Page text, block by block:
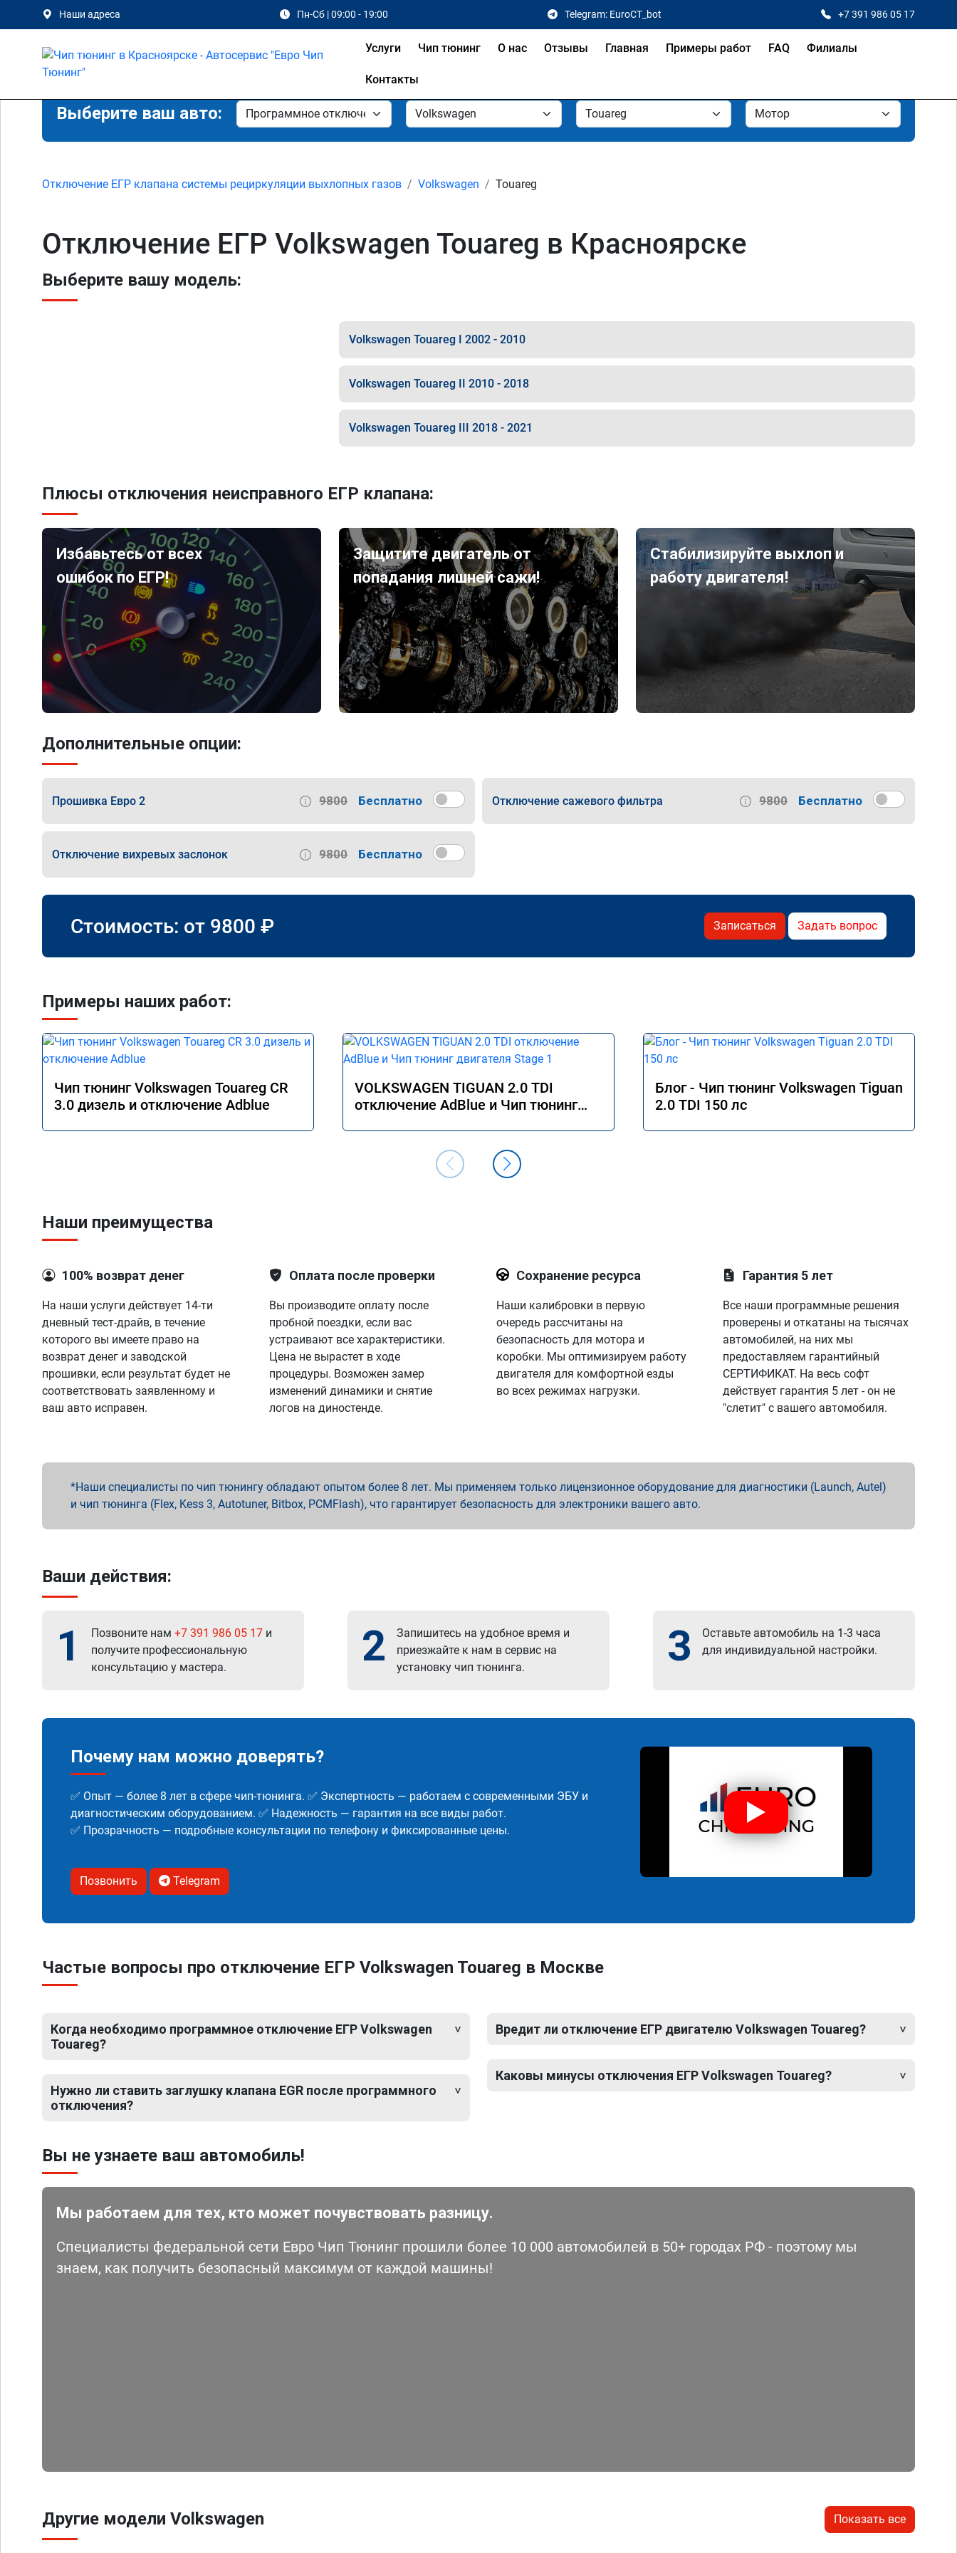
Наши адреса Пн-Сб | 09:00 - 19:00 Telegram: EuroCT_bot +7 391 986 05 17
Услуги Чип тюнинг О нас Отзывы Главная Примеры работ FAQ Филиалы
Контакты
Выберите ваш авто:
Отключение ЕГР клапана системы рециркуляции выхлопных газов Volkswagen Touareg
Отключение ЕГР Volkswagen Touareg в Красноярске
Выберите вашу модель:
Volkswagen Touareg I 2002 - 2010
Volkswagen Touareg II 2010 - 2018
Volkswagen Touareg III 2018 - 2021
Плюсы отключения неисправного ЕГР клапана:
Избавьтесь от всех
ошибок по ЕГР!
Защитите двигатель от
попадания лишней сажи!
Стабилизируйте выхлоп и
работу двигателя!
Дополнительные опции:
Прошивка Евро 2 9800 Бесплатно Отключение сажевого фильтра 9800 Бесплатно
Отключение вихревых заслонок 9800 Бесплатно
Стоимость: от 9800 ₽ Записаться Задать вопрос
Примеры наших работ:
Чип тюнинг Volkswagen Touareg CR
3.0 дизель и отключение Adblue
VOLKSWAGEN TIGUAN 2.0 TDI
отключение AdBlue и Чип тюнинг
Блог - Чип тюнинг Volkswagen Tiguan
2.0 TDI 150 лс
Наши преимущества
100% возврат денег
На наши услуги действует 14-ти
дневный тест-драйв, в течение
которого вы имеете право на
возврат денег и заводской
прошивки, если результат будет не
соответствовать заявленному и
ваш авто исправен.
Оплата после проверки
Вы производите оплату после
пробной поездки, если вас
устраивают все характеристики.
Цена не вырастет в ходе
процедуры. Возможен замер
изменений динамики и снятие
логов на диностенде.
Сохранение ресурса
Наши калибровки в первую
очередь рассчитаны на
безопасность для мотора и
коробки. Мы оптимизируем работу
двигателя для комфортной езды
во всех режимах нагрузки.
Гарантия 5 лет
Все наши программные решения
проверены и откатаны на тысячах
автомобилей, на них мы
предоставляем гарантийный
СЕРТИФИКАТ. На весь софт
действует гарантия 5 лет - он не
"слетит" с вашего автомобиля.
Наши специалисты по чип тюнингу обладают опытом более 8 лет. Мы применяем только лицензионное оборудование для диагностики (Launch, Autel)
и чип тюнинга (Flex, Kess 3, Autotuner, Bitbox, PCMFlash), что гарантирует безопасность для электроники вашего авто.
Ваши действия:
1 Позвоните нам +7 391 986 05 17 и
получите профессиональную
консультацию у мастера.
2
Запишитесь на удобное время и
приезжайте к нам в сервис на
установку чип тюнинга.
3
Оставьте автомобиль на 1-3 часа
для индивидуальной настройки.
Почему нам можно доверять?
✅ Опыт — более 8 лет в сфере чип-тюнинга. ✅ Экспертность — работаем с современными ЭБУ и
диагностическим оборудованием. ✅ Надежность — гарантия на все виды работ.
✅ Прозрачность — подробные консультации по телефону и фиксированные цены.
Позвонить Telegram
Частые вопросы про отключение ЕГР Volkswagen Touareg в Москве
Когда необходимо программное отключение ЕГР Volkswagen
Touareg?
Нужно ли ставить заглушку клапана EGR после программного
отключения?
Вредит ли отключение ЕГР двигателю Volkswagen Touareg?
Каковы минусы отключения ЕГР Volkswagen Touareg?
Вы не узнаете ваш автомобиль!
Мы работаем для тех, кто может почувствовать разницу.
Специалисты федеральной сети Евро Чип Тюнинг прошили более 10 000 автомобилей в 50+ городах РФ - поэтому мы
знаем, как получить безопасный максимум от каждой машины!
Другие модели Volkswagen Показать все